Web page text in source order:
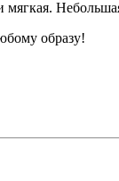
образу!